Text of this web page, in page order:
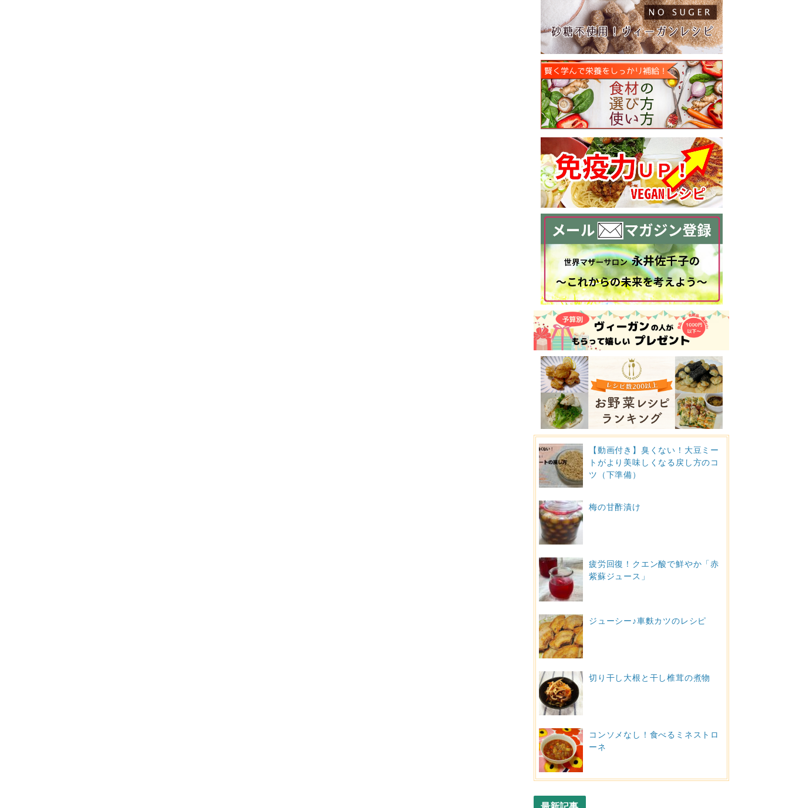
【動画付き】臭くない！大豆ミー
トがより美味しくなる戻し方のコ
ツ（下準備）
梅の甘酢漬け
疲労回復！クエン酸で鮮やか「赤
紫蘇ジュース」
ジューシー♪車麩カツのレシピ
切り干し大根と干し椎茸の煮物
コンソメなし！食べるミネストロ
ーネ